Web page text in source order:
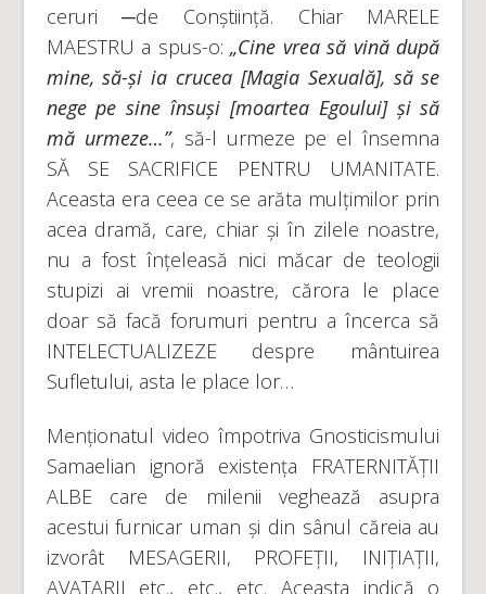
ceruri ─de Conștiință. Chiar MARELE
MAESTRU a spus-o:„Cine vrea să vină după
mine, să-și ia crucea [Magia Sexuală], să se
nege pe sine însuși [moartea Egoului] și să
mă urmeze…”, să-l urmeze pe el însemna
SĂ SE SACRIFICE PENTRU UMANITATE.
Aceasta era ceea ce se arăta mulțimilor prin
acea dramă, care, chiar și în zilele noastre,
nu a fost înțeleasă nici măcar de teologii
stupizi ai vremii noastre, cărora le place
doar să facă forumuri pentru a încerca să
INTELECTUALIZEZE despre mântuirea
Sufletului, asta le place lor…
Menționatul video împotriva Gnosticismului
Samaelian ignoră existența FRATERNITĂȚII
ALBE care de milenii veghează asupra
acestui furnicar uman și din sânul căreia au
izvorât MESAGERII, PROFEȚII, INIȚIAȚII,
AVATARII etc., etc., etc. Aceasta indică o